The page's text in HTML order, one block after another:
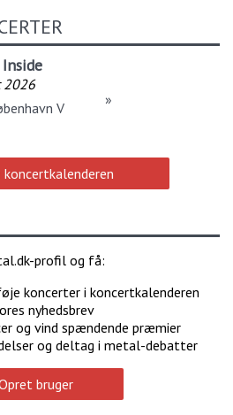
2026
V
»
koncertkalenderen
profil og få:
koncerter i koncertkalenderen
nyhedsbrev
og vind spændende præmier
og deltag i metal-debatter
bruger